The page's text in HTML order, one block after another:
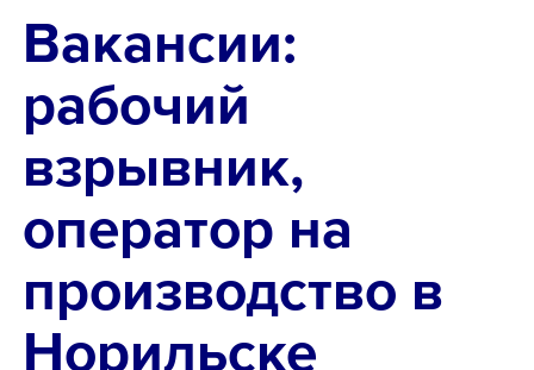
Вакансии
Производство
Офис
IT
Студентам
Вакансии:
рабочий
взрывник,
оператор на
производство в
Норильске